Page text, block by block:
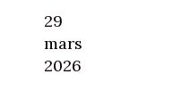
29
mars
2026